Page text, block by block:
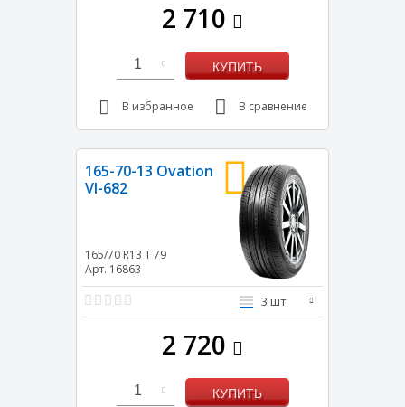
2 710
1 КУПИТЬ
В избранное В сравнение
165-70-13 Ovation
VI-682
165/70 R13 T79
Арт. 16863
3 шт
2 720
1 КУПИТЬ